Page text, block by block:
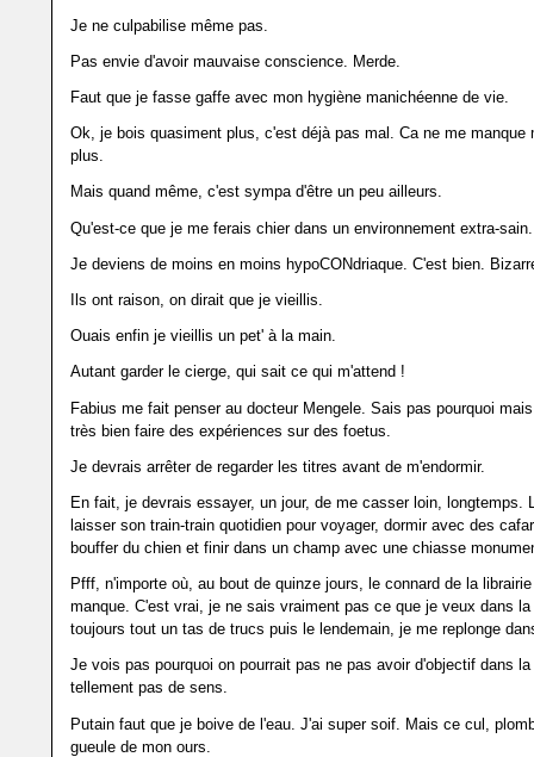
Je ne culpabilise même pas.
Pas envie d'avoir mauvaise conscience. Merde.
Faut que je fasse gaffe avec mon hygiène manichéenne de vie.
Ok, je bois quasiment plus, c'est déjà pas mal. Ca ne me manque
plus.
Mais quand même, c'est sympa d'être un peu ailleurs.
Qu'est-ce que je me ferais chier dans un environnement extra-sain.
Je deviens de moins en moins hypoCONdriaque. C'est bien.
Ils ont raison, on dirait que je vieillis.
Ouais enfin je vieillis un pet' à la main.
Autant garder le cierge, qui sait ce qui m'attend !
Fabius me fait penser au docteur Mengele. Sais pas pourquoi
très bien faire des expériences sur des foetus.
Je devrais arrêter de regarder les titres avant de m'endormir.
En fait, je devrais essayer, un jour, de me casser loin, longtemps.
laisser son train-train quotidien pour voyager, dormir avec des
bouffer du chien et finir dans un champ avec une chiasse
Pfff, n'importe où, au bout de quinze jours, le connard de la
manque. C'est vrai, je ne sais vraiment pas ce que je veux dans
toujours tout un tas de trucs puis le lendemain, je me replonge
Je vois pas pourquoi on pourrait pas ne pas avoir d'objectif dans
tellement pas de sens.
Putain faut que je boive de l'eau. J'ai super soif. Mais ce cul,
gueule de mon ours.